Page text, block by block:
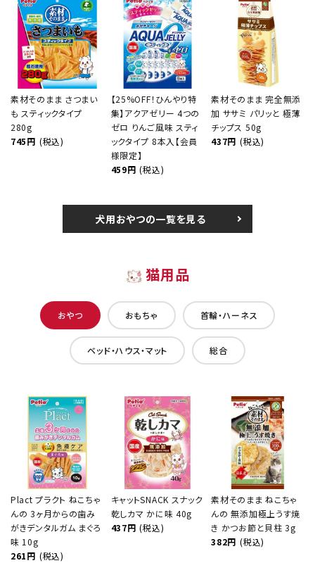
素材そのまま さつまい
も スティックタイプ
280g
745円 (税込)
【25%OFF！ひんやり特
集】アクアゼリー 4つの
ゼロ りんご風味 スティ
ックタイプ 8本入【会員
様限定】
459円 (税込)
素材そのまま 完全無添
加 ササミ パリッと 極薄
チップス 50g
437円 (税込)
犬用おやつの一覧を見る
猫用品
おやつ おもちゃ 首輪・ハーネス
ベッド・ハウス・マット 総合
Plact プラクト ねこちゃ
んの 3ヶ月からの歯み
がきデンタルガム まぐろ
味 10g
261円 (税込)
キャットSNACK スナック
乾しカマ かに味 40g
437円 (税込)
素材そのまま ねこちゃ
んの 無添加極上うす焼
き かつお節と貝柱 3g
382円 (税込)